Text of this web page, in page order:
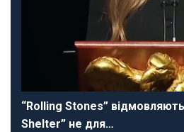
“Rolling Stones”
Shelter” не для…